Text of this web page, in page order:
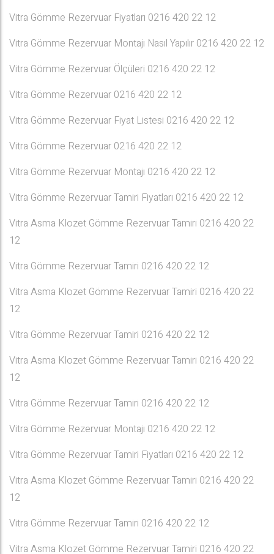
Vitra Gömme Rezervuar Fiyatları 0216 420 22 12
Vitra Gömme Rezervuar Montajı Nasıl Yapılır 0216 420 22 12
Vitra Gömme Rezervuar Ölçüleri 0216 420 22 12
Vitra Gömme Rezervuar 0216 420 22 12
Vitra Gömme Rezervuar Fiyat Listesi 0216 420 22 12
Vitra Gömme Rezervuar 0216 420 22 12
Vitra Gömme Rezervuar Montajı 0216 420 22 12
Vitra Gömme Rezervuar Tamiri Fiyatları 0216 420 22 12
Vitra Asma Klozet Gömme Rezervuar Tamiri 0216 420 22
12
Vitra Gömme Rezervuar Tamiri 0216 420 22 12
Vitra Asma Klozet Gömme Rezervuar Tamiri 0216 420 22
12
Vitra Gömme Rezervuar Tamiri 0216 420 22 12
Vitra Asma Klozet Gömme Rezervuar Tamiri 0216 420 22
12
Vitra Gömme Rezervuar Tamiri 0216 420 22 12
Vitra Gömme Rezervuar Montajı 0216 420 22 12
Vitra Gömme Rezervuar Tamiri Fiyatları 0216 420 22 12
Vitra Asma Klozet Gömme Rezervuar Tamiri 0216 420 22
12
Vitra Gömme Rezervuar Tamiri 0216 420 22 12
Vitra Asma Klozet Gömme Rezervuar Tamiri 0216 420 22